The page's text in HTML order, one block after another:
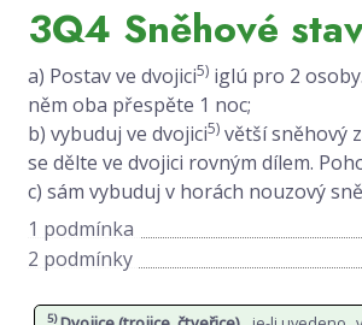
3Q4 Sněhové
a) Postav ve dvojici5) iglú pro 2
něm oba přespěte 1 noc;
b) vybuduj ve dvojici5) větší sněhový
se dělte ve dvojici rovným dílem.
c) sám vybuduj v horách nouzový
1 podmínka
2 podmínky
5)